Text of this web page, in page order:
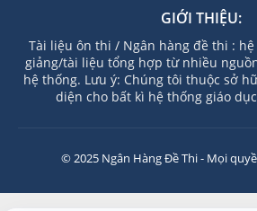
GIỚI THIỆU:
Tài liệu ôn thi / Ngân hàng đề thi :
giảng/tài liệu tổng hợp từ nhiều
hệ thống. Lưu ý: Chúng tôi thuộc sở
diện cho bất kì hệ thống giáo
© 2025 Ngân Hàng Đề Thi - Mọi